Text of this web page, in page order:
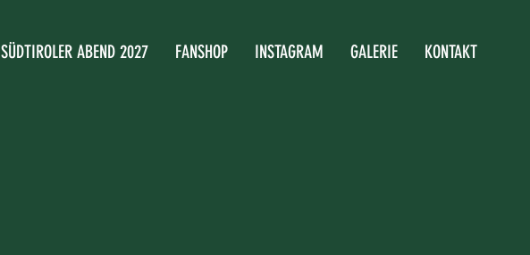
SÜDTIROLER ABEND 2027 FANSHOP INSTAGRAM GALERIE KONTAKT